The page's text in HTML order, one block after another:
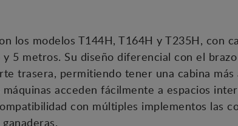
los modelos T144H, T164H y T235H, con
5 metros. Su diseño diferencial con el
trasera, permitiendo tener una cabina más
acceden fácilmente a espacios
con múltiples implementos las